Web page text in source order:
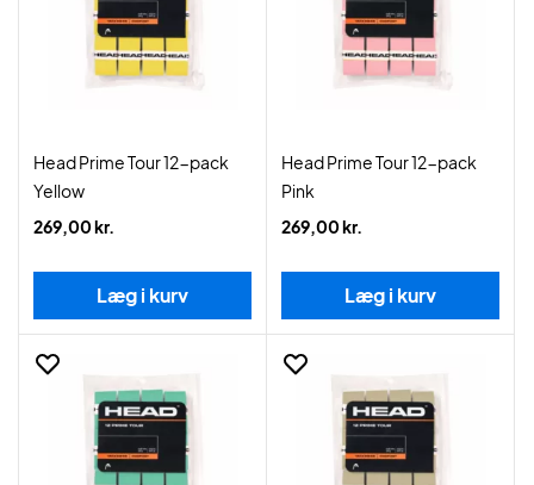
Head Prime Tour 12-pack
Yellow
269,00 kr.
Læg i kurv
Head Prime Tour 12-pack
Pink
269,00 kr.
Læg i kurv